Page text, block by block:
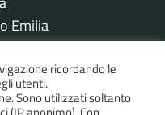
Emilia
ricordando le
utenti.
Sono utilizzati soltanto
(IP anonimo). Con